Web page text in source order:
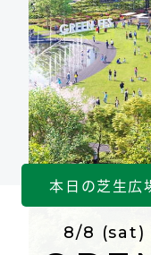
本日の芝生広
8/8 (sat)